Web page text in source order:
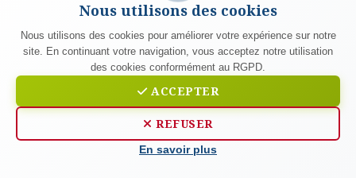
Location et investissement à
Lyon : comment tirer parti des
quartiers en mutation
Nous utilisons des cookies
Nous utilisons des cookies pour améliorer votre expérience sur notre
site. En continuant votre navigation, vous acceptez notre utilisation
des cookies conformément au RGPD.
ACCEPTER
REFUSER
En savoir plus